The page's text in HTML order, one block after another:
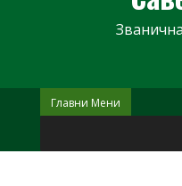
Главни Мени